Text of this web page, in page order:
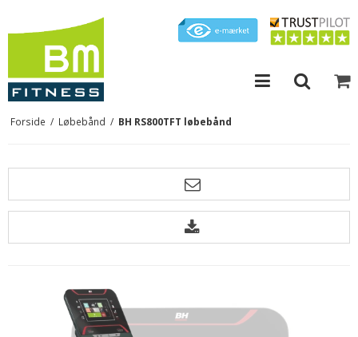
Forside / Løbebånd / BH RS800TFT løbebånd